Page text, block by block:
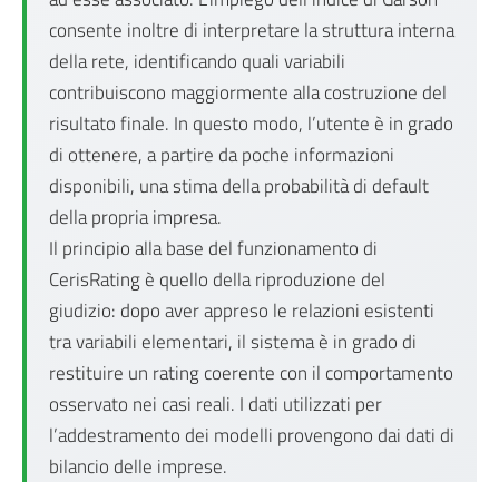
consente inoltre di interpretare la struttura interna
della rete, identificando quali variabili
contribuiscono maggiormente alla costruzione del
risultato finale. In questo modo, l’utente è in grado
di ottenere, a partire da poche informazioni
disponibili, una stima della probabilità di default
della propria impresa.
Il principio alla base del funzionamento di
CerisRating è quello della riproduzione del
giudizio: dopo aver appreso le relazioni esistenti
tra variabili elementari, il sistema è in grado di
restituire un rating coerente con il comportamento
osservato nei casi reali. I dati utilizzati per
l’addestramento dei modelli provengono dai dati di
bilancio delle imprese.